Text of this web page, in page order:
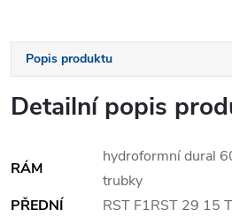
Popis produktu
Detailní popis
RÁM
hydroformní dural
trubky
PŘEDNÍ
RST F1RST 29 15